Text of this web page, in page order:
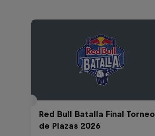
Red Bull Batalla Final Torneo
de Plazas 2026